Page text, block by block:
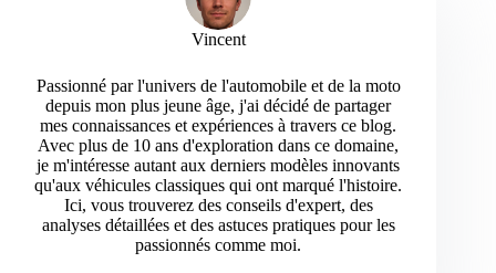
Vincent
Passionné par l'univers de l'automobile et de la moto
depuis mon plus jeune âge, j'ai décidé de partager
mes connaissances et expériences à travers ce blog.
Avec plus de 10 ans d'exploration dans ce domaine,
je m'intéresse autant aux derniers modèles innovants
qu'aux véhicules classiques qui ont marqué l'histoire.
Ici, vous trouverez des conseils d'expert, des
analyses détaillées et des astuces pratiques pour les
passionnés comme moi.